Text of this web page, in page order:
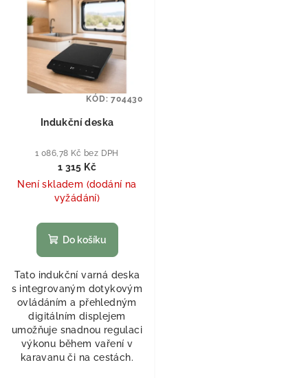
Indukční deska
1 086,78 Kč bez DPH
1 315 Kč
Není skladem (dodání na
vyžádání)
Do košíku
Tato indukční varná deska
s integrovaným dotykovým
ovládáním a přehledným
digitálním displejem
umožňuje snadnou regulaci
výkonu během vaření v
karavanu či na cestách.
KÓD:704430